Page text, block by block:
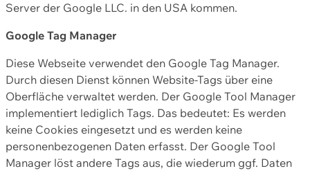
Server der Google LLC. in den USA kommen.
Google Tag Manager
Diese Webseite verwendet den Google Tag Manager.
Durch diesen Dienst können Website-Tags über eine
Oberfläche verwaltet werden. Der Google Tool Manager
implementiert lediglich Tags. Das bedeutet: Es werden
keine Cookies eingesetzt und es werden keine
personenbezogenen Daten erfasst. Der Google Tool
Manager löst andere Tags aus, die wiederum ggf. Daten